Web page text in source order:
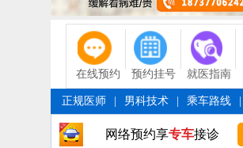
在线预约 预约挂号 就医指南
正规医师 男科技术 乘车路线
网络预约享专车接诊